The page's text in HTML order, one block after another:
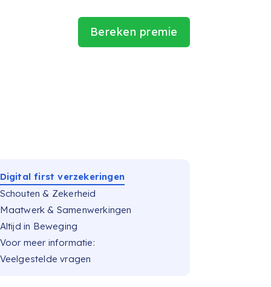
Bereken premie
Digital first verzekeringen
Schouten & Zekerheid
Maatwerk & Samenwerkingen
Altijd in Beweging
Voor meer informatie:
Veelgestelde vragen